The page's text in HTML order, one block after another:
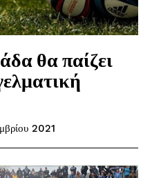
θα παίζει
2021